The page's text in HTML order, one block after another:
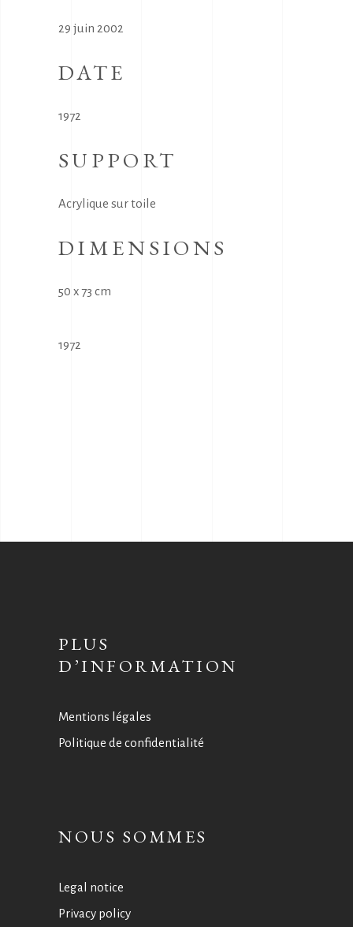
29 juin 2002
DATE
1972
SUPPORT
Acrylique sur toile
DIMENSIONS
50 x 73 cm
1972
PLUS
D’INFORMATION
Mentions légales
Politique de confidentialité
NOUS SOMMES
Legal notice
Privacy policy